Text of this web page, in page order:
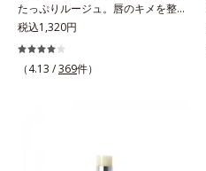
たっぷりルージュ。唇のキメを整え
リップの土台をつくり鮮やかな発色
を叶えます。唇にたっぷりうるおい
を与えながら鮮やかに色づく、スキ
解決(*1)する「リップトリートメン
税込1,320円
（4.13 /369件）